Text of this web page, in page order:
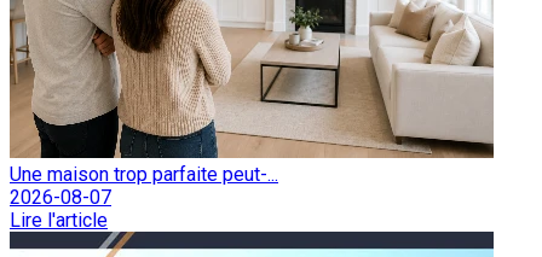
Une maison trop parfaite peut-...
2026-08-07
Lire l'article